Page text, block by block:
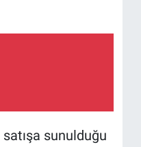
sunulduğu